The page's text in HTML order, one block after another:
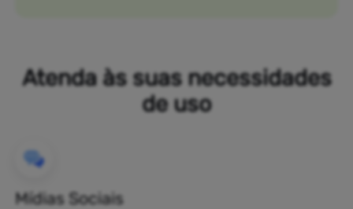
Atenda às suas necessidades
de uso
Mídias Sociais